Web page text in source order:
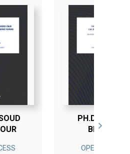
PH.D.
BROHUS
OPEN ACCESS